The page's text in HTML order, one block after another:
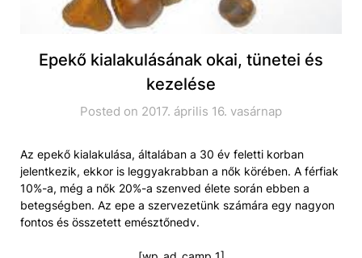
Epekő kialakulásának okai, tünetei és
kezelése
Posted on 2017. április 16. vasárnap
Az epekő kialakulása, általában a 30 év feletti korban
jelentkezik, ekkor is leggyakrabban a nők körében. A férfiak
10%-a, még a nők 20%-a szenved élete során ebben a
betegségben. Az epe a szervezetünk számára egy nagyon
fontos és összetett emésztőnedv.